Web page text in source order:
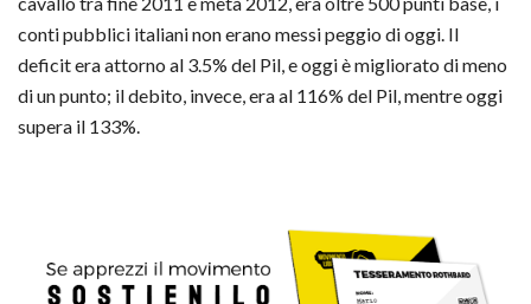
conti pubblici italiani non erano messi peggio di oggi. Il
deficit era attorno al 3.5% del Pil, e oggi è migliorato di meno
di un punto; il debito, invece, era al 116% del Pil, mentre oggi
supera il 133%.